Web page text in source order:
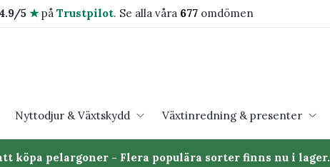
4.9/5 ★på Trustpilot. Se alla våra 677omdömen
Nyttodjur & Växtskydd Växtinredning & presenter
köpa pelargoner - Flera populära sorter finns nu i lager.